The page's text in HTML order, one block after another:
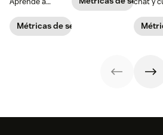
indicador,
siguiendo 8
Métricas de servicio de atención al
tipo Likert y
buena